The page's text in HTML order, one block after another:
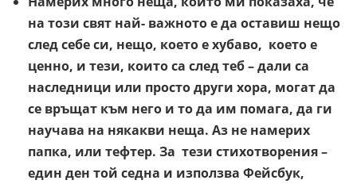
на този свят най- важното е да оставиш нещо
след себе си, нещо, което е хубаво, което е
ценно, и тези, които са след теб – дали са
наследници или просто други хора, могат да
се връщат към него и то да им помага, да ги
научава на някакви неща. Аз не намерих
папка, или тефтер. За тези стихотворения –
един ден той седна и използва Фейсбук,